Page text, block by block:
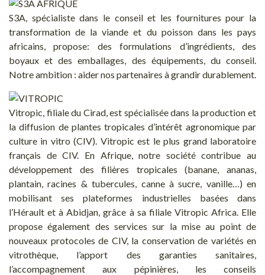
S3A, spécialiste dans le conseil et les fournitures pour la
transformation de la viande et du poisson dans les pays
africains, propose: des formulations d’ingrédients, des
boyaux et des emballages, des équipements, du conseil.
Notre ambition : aider nos partenaires à grandir durablement.
Vitropic, filiale du Cirad, est spécialisée dans la production et
la diffusion de plantes tropicales d’intérêt agronomique par
culture in vitro (CIV). Vitropic est le plus grand laboratoire
français de CIV. En Afrique, notre société contribue au
développement des filières tropicales (banane, ananas,
plantain, racines & tubercules, canne à sucre, vanille…) en
mobilisant ses plateformes industrielles basées dans
l’Hérault et à Abidjan, grâce à sa filiale Vitropic Africa. Elle
propose également des services sur la mise au point de
nouveaux protocoles de CIV, la conservation de variétés en
vitrothèque, l’apport des garanties sanitaires,
l’accompagnement aux pépinières, les conseils